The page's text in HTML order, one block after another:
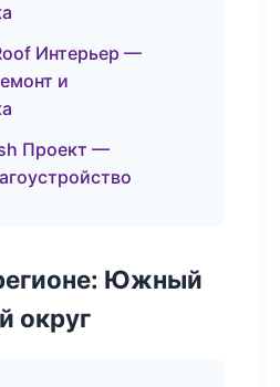
Интерьер —
и
Проект —
Южный
округ